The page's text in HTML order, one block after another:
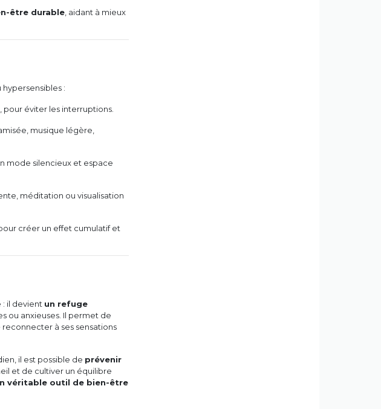
être durable , aidant à mieux
:
pour éviter les interruptions.
musique légère,
mode silencieux et espace
méditation ou visualisation
créer un effet cumulatif et
: il devient un refuge
ou anxieuses. Il permet de
à ses sensations
il est possible de prévenir
et de cultiver un équilibre
véritable outil de bien-être